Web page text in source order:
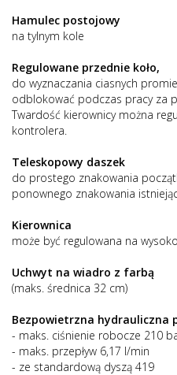
Hamulec postojowy
na tylnym kole
Regulowane przednie koło,
do wyznaczania ciasnych
odblokować podczas pracy za
Twardość kierownicy można
kontrolera.
Teleskopowy daszek
do prostego znakowania
ponownego znakowania
Kierownica
może być regulowana na
Uchwyt na wiadro z farbą
(maks. średnica 32 cm)
Bezpowietrzna hydrauliczna
- maks. ciśnienie robocze 210
- maks. przepływ 6,17 l/min
- ze standardową dyszą 419